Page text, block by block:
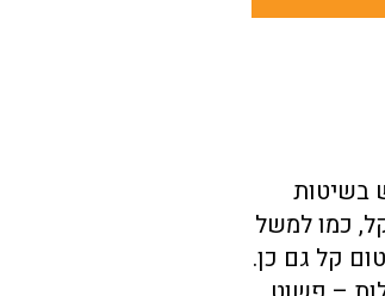
בשיטות
כמו למשל
קל גם כן.